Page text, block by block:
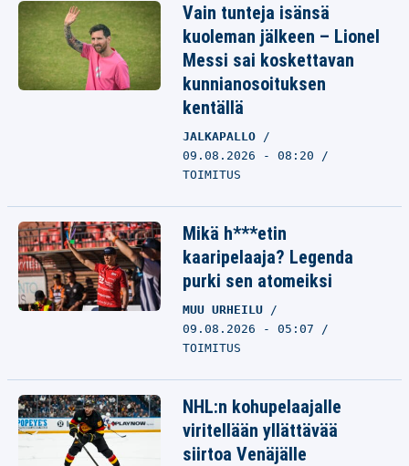
Vain tunteja isänsä
kuoleman jälkeen – Lionel
Messi sai koskettavan
kunnianosoituksen
kentällä
JALKAPALLO
09.08.2026 - 08:20
TOIMITUS
Mikä h***etin
kaaripelaaja? Legenda
purki sen atomeiksi
MUU URHEILU
09.08.2026 - 05:07
TOIMITUS
NHL:n kohupelaajalle
viritellään yllättävää
siirtoa Venäjälle